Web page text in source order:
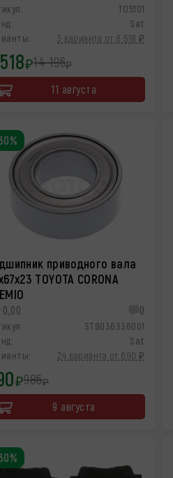
TO5101
Sat
3 варианта от 8 518 ₽
₽14 196₽
11 августа
приводного вала
TOYOTA CORONA
0,00 0
ST9036336001
Sat
24 варианта от 690 ₽
₽986₽
9 августа